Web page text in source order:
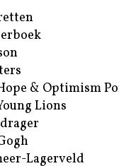
& Optimism
Lions
Lagerveld